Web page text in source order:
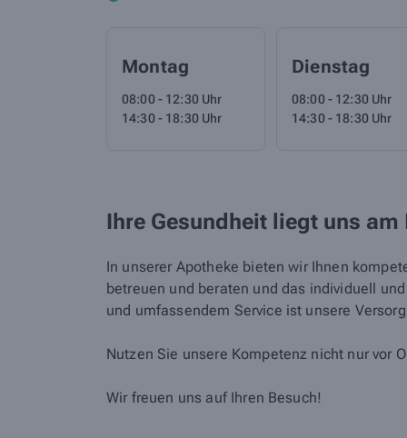
Montag
08:00 - 12:30 Uhr
14:30 - 18:30 Uhr
Dienstag
08:00 - 12:30 Uhr
14:30 - 18:30 Uhr
Ihre Gesundheit liegt uns am
In unserer Apotheke bieten wir Ihnen
betreuen und beraten und das individuell
und umfassendem Service ist unsere
Nutzen Sie unsere Kompetenz nicht nur vor
Wir freuen uns auf Ihren Besuch!